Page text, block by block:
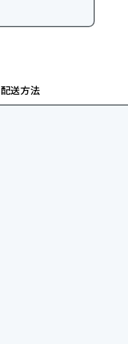
配送方法